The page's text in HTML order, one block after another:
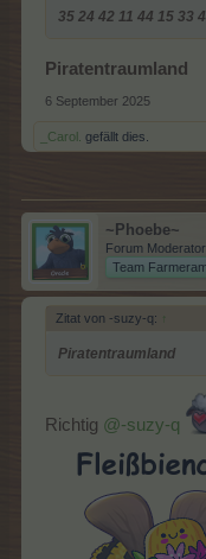
35 24 42 11 44 15 33
Piratentraumland
6 September 2025
_Carol. gefällt dies.
~Phoebe~
Forum Moderator
Team
Zitat von -suzy-q: ↑
Piratentraumland
Richtig @-suzy-q